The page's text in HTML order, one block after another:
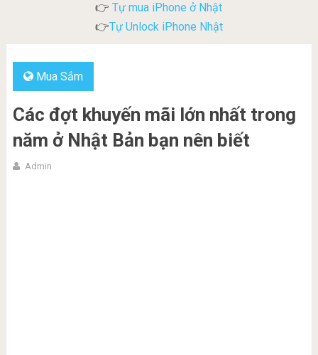
👉 Tự mua iPhone ở Nhật
👉Tự Unlock iPhone Nhật
Mua Sắm
Các đợt khuyến mãi lớn nhất trong
năm ở Nhật Bản bạn nên biết
Admin